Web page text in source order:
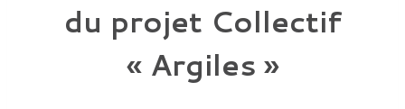
du projet Collectif
« Argiles »